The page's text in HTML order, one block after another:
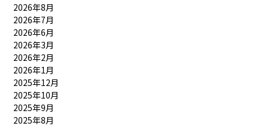
2026年8月
2026年7月
2026年6月
2026年3月
2026年2月
2026年1月
2025年12月
2025年10月
2025年9月
2025年8月